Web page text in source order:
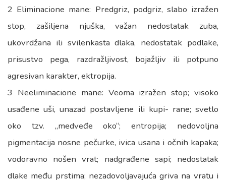
2 Eliminacione mane: Predgriz, podgriz, slabo izražen
stop, zašiljena njuška, važan nedostatak zuba,
ukovrdžana ili svilenkasta dlaka, nedostatak podlake,
prisustvo pega, razdražljivost, bojažljiv ili potpuno
agresivan karakter, ektropija.
3 Neeliminacione mane: Veoma izražen stop; visoko
usađene uši, unazad postavljene ili kupi- rane; svetlo
oko tzv. „medveđe oko“; entropija; nedovoljna
pigmentacija nosne pečurke, ivica usana i očnih kapaka;
vodoravno nošen vrat; nadgrađene sapi; nedostatak
dlake među prstima; nezadovoljavajuća griva na vratu i